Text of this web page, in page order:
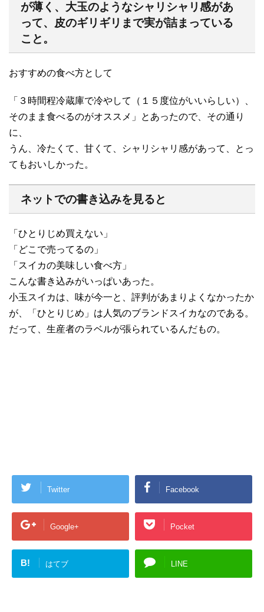
が薄く、大玉のようなシャリシャリ感があ
って、皮のギリギリまで実が詰まっている
こと。
おすすめの食べ方として
「３時間程冷蔵庫で冷やして（１５度位がいいらしい）、
そのまま食べるのがオススメ」とあったので、その通り
に、
うん、冷たくて、甘くて、シャリシャリ感があって、とっ
てもおいしかった。
ネットでの書き込みを見ると
「ひとりじめ買えない」
「どこで売ってるの」
「スイカの美味しい食べ方」
こんな書き込みがいっぱいあった。
小玉スイカは、味が今一と、評判があまりよくなかったか
が、「ひとりじめ」は人気のブランドスイカなのである。
だって、生産者のラベルが張られているんだもの。
Twitter Facebook
Google+ Pocket
B! はてブ LINE